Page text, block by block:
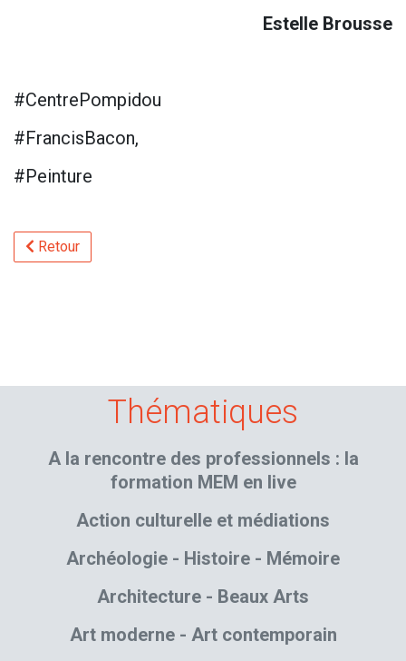
Estelle Brousse
#CentrePompidou
#FrancisBacon,
#Peinture
Retour
Thématiques
A la rencontre des professionnels : la
formation MEM en live
Action culturelle et médiations
Archéologie - Histoire - Mémoire
Architecture - Beaux Arts
Art moderne - Art contemporain